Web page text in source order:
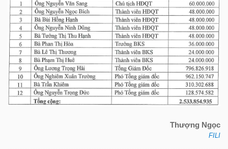
Thượng Ngọc
FILI
DOANH
NGHIỆP
CỔ
PHIẾU